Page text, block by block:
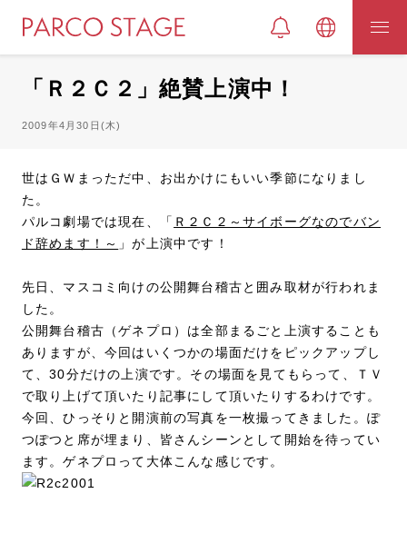
「Ｒ２Ｃ２」絶賛上演中！
2009年4月30日(木)
世はＧＷまっただ中、お出かけにもいい季節になりまし
た。
パルコ劇場では現在、「 Ｒ２Ｃ２～サイボーグなのでバン
ド辞めます！～ 」が上演中です！
先日、マスコミ向けの公開舞台稽古と囲み取材が行われま
した。
公開舞台稽古（ゲネプロ）は全部まるごと上演することも
ありますが、今回はいくつかの場面だけをピックアップし
て、30分だけの上演です。その場面を見てもらって、ＴＶ
で取り上げて頂いたり記事にして頂いたりするわけです。
今回、ひっそりと開演前の写真を一枚撮ってきました。ぽ
つぽつと席が埋まり、皆さんシーンとして開始を待ってい
ます。ゲネプロって大体こんな感じです。